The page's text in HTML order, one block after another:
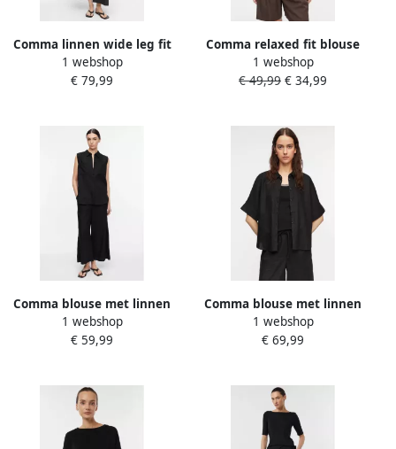
Comma linnen wide leg fit
culottebroek zwart
1 webshop
€ 79,99
Comma relaxed fit blouse
van viscosemix met V-hals
1 webshop
€ 49,99 € 34,99
Comma blouse met linnen
zwart
1 webshop
€ 59,99
Comma blouse met linnen
zwart
1 webshop
€ 69,99